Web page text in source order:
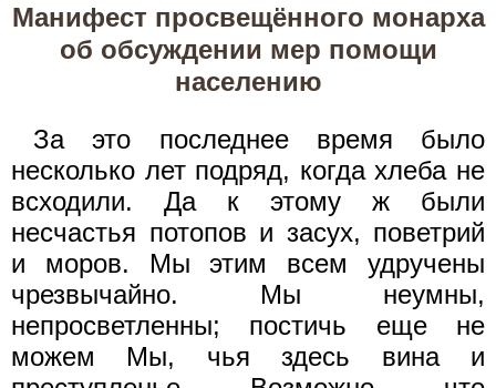
Манифест просвещённого монарха
об обсуждении мер помощи
населению
За это последнее время было
несколько лет подряд, когда хлеба не
всходили. Да к этому ж были
несчастья потопов и засух, поветрий
и моров. Мы этим всем удручены
чрезвычайно. Мы неумны,
непросветленны; постичь еще не
можем Мы, чья здесь вина и